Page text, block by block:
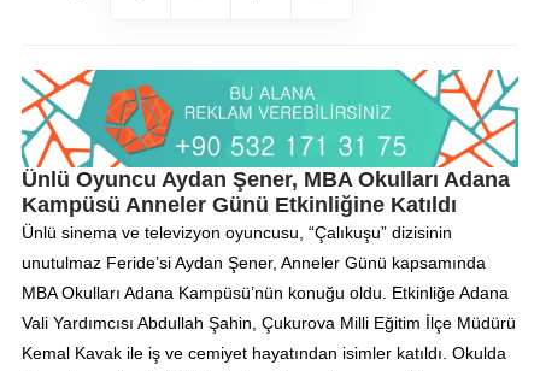
Ünlü Oyuncu Aydan Şener, MBA Okulları Adana
Kampüsü Anneler Günü Etkinliğine Katıldı
Ünlü sinema ve televizyon oyuncusu, “Çalıkuşu” dizisinin
unutulmaz Feride’si Aydan Şener, Anneler Günü kapsamında
MBA Okulları Adana Kampüsü’nün konuğu oldu. Etkinliğe Adana
Vali Yardımcısı Abdullah Şahin, Çukurova Milli Eğitim İlçe Müdürü
Kemal Kavak ile iş ve cemiyet hayatından isimler katıldı. Okulda